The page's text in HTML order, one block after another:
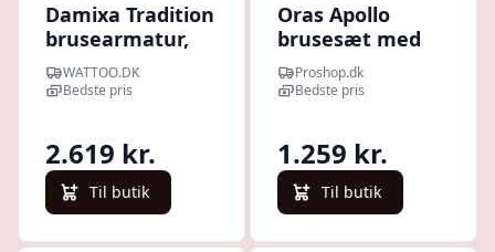
Damixa Tradition
brusearmatur,
krom
WATTOO.DK
Bedste pris
2.619 kr.
Til butik
Oras Apollo
brusesæt med
Nova
termostatarmatur,
Proshop.dk
Bedste pris
1.259 kr.
Til butik